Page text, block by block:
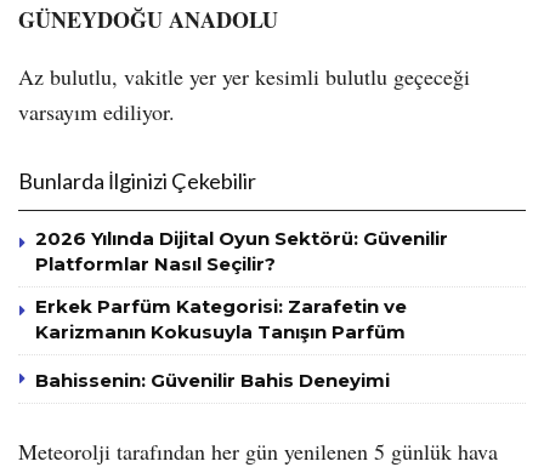
GÜNEYDOĞU ANADOLU
Az bulutlu, vakitle yer yer kesimli bulutlu geçeceği
varsayım ediliyor.
Bunlarda İlginizi Çekebilir
2026 Yılında Dijital Oyun Sektörü: Güvenilir
Platformlar Nasıl Seçilir?
Erkek Parfüm Kategorisi: Zarafetin ve
Karizmanın Kokusuyla Tanışın Parfüm
Bahissenin: Güvenilir Bahis Deneyimi
Meteorolji tarafından her gün yenilenen 5 günlük hava